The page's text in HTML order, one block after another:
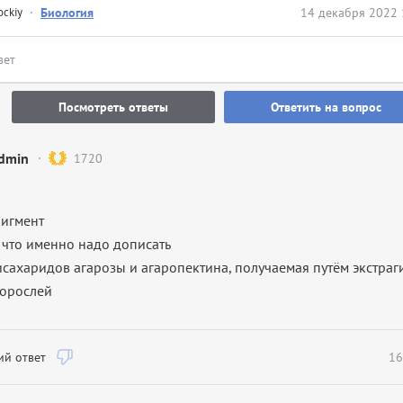
· Биология 14 декабря 2022
Посмотреть ответы Ответить на вопрос
1720
именно надо дописать
агарозы и агаропектина, получаемая путём
ответ